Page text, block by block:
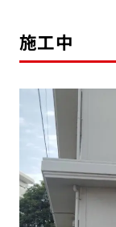
施工中